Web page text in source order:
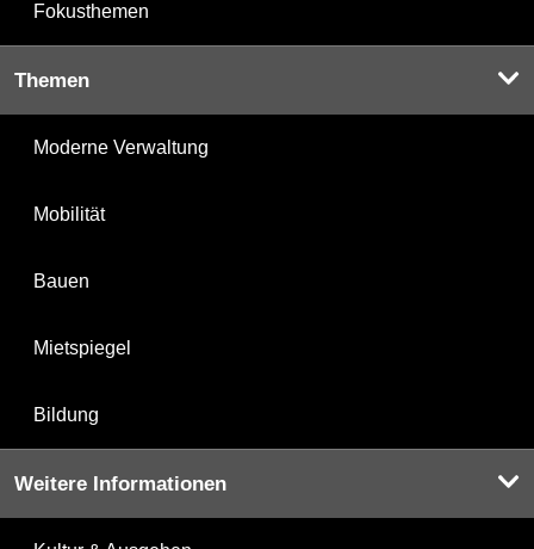
Fokusthemen
Themen
Moderne Verwaltung
Mobilität
Bauen
Mietspiegel
Bildung
Weitere Informationen